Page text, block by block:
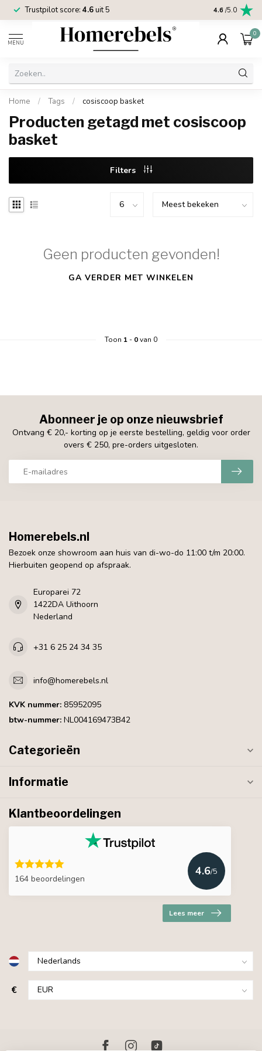
Trustpilot score: 4.6uit 5 2 jaar
4.6 /5.0
MENU
0
Home / Tags / cosiscoop basket
Producten getagd met cosiscoop
basket
Filters
Geen producten gevonden!
GA VERDER MET WINKELEN
Toon 1- 0van 0
Abonneer je op onze nieuwsbrief
Ontvang € 20,- korting op je eerste bestelling, geldig voor order
overs € 250, pre-orders uitgesloten.
Homerebels.nl
Bezoek onze showroom aan huis van di-wo-do 11:00 t/m 20:00.
Hierbuiten geopend op afspraak.
Europarei 72
1422DA Uithoorn
Nederland
+31 6 25 24 34 35
info@homerebels.nl
KVK nummer: 85952095
btw-nummer: NL004169473B42
Categorieën
Informatie
Klantbeoordelingen
164 beoordelingen
4.6/5
Lees meer
€